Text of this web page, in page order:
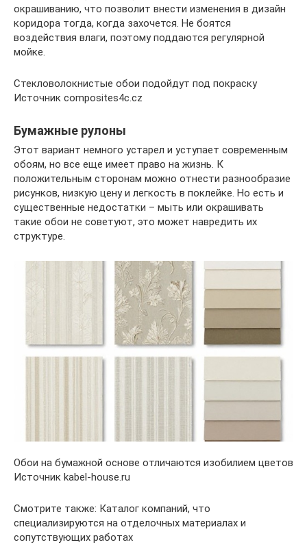
окрашиванию, что позволит внести изменения в дизайн
коридора тогда, когда захочется. Не боятся
воздействия влаги, поэтому поддаются регулярной
мойке.
Стекловолокнистые обои подойдут под покраску
Источник composites4c.cz
Бумажные рулоны
Этот вариант немного устарел и уступает современным
обоям, но все еще имеет право на жизнь. К
положительным сторонам можно отнести разнообразие
рисунков, низкую цену и легкость в поклейке. Но есть и
существенные недостатки – мыть или окрашивать
такие обои не советуют, это может навредить их
структуре.
Обои на бумажной основе отличаются изобилием цветов
Источник kabel-house.ru
Смотрите также: Каталог компаний, что
специализируются на отделочных материалах и
сопутствующих работах